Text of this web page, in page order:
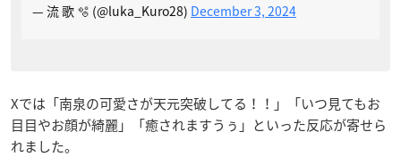
— 流 歌 🫧 (@luka_Kuro28) December 3, 2024
Xでは「南泉の可愛さが天元突破してる！！」「いつ見てもお
目目やお顔が綺麗」「癒されますうぅ」といった反応が寄せら
れました。